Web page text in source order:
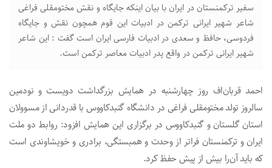
سفیر ترکمنستان در ایران با بیان اینکه جایگاه و نقش مختومقلی فراغی
شاعر شهیر ایرانی ترکمن در ادبیات این قوم همچون نقش و جایگاه
فردوسی، حافظ و سعدی در ادبیات فارسی ایران است گفت : این شاعر
شهیر ایرانی ترکمن در واقع پدر ادبیات معاصر ترکمن است.
احمد قربان‌اف روز چهارشنبه در همایش بزرگداشت دویست و نودمین
سالروز تولد مختومقلی فراغی در دانشگاه گنبدکاووس با قدردانی از مسوولان
استان گلستان و گنبدکاووس در برگزاری این همایش افزود: روابط دو ملت
ایران و ترکمنستان فراتر از وحدت و همبستگی، برادری و خویشاوندی است
که باید آن‌را بیش از پیش حفظ کرد.